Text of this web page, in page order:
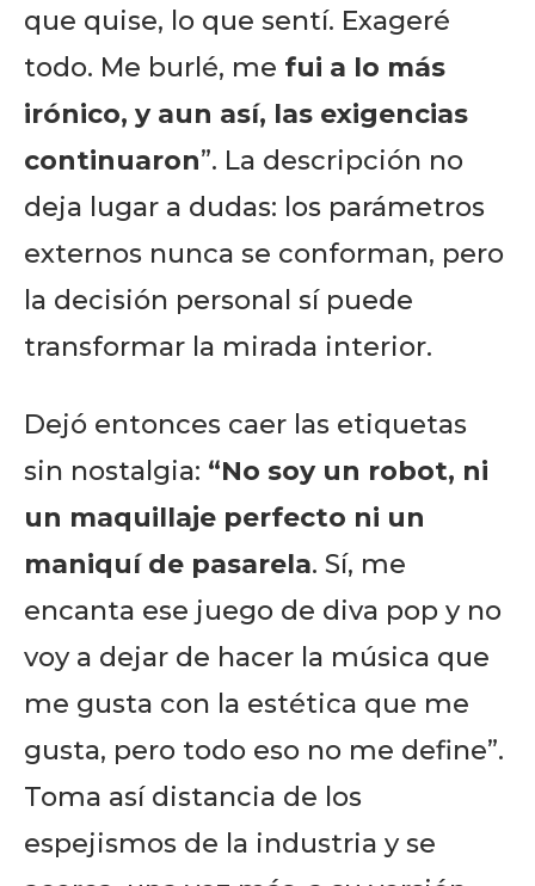
que quise, lo que sentí. Exageré
todo. Me burlé, me fui a lo más
irónico, y aun así, las exigencias
continuaron”. La descripción no
deja lugar a dudas: los parámetros
externos nunca se conforman, pero
la decisión personal sí puede
transformar la mirada interior.
Dejó entonces caer las etiquetas
sin nostalgia: “No soy un robot, ni
un maquillaje perfecto ni un
maniquí de pasarela. Sí, me
encanta ese juego de diva pop y no
voy a dejar de hacer la música que
me gusta con la estética que me
gusta, pero todo eso no me define”.
Toma así distancia de los
espejismos de la industria y se